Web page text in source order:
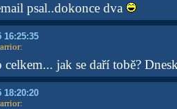
psal..dokonce dva
16:25:35
:
celkem... jak se daří tobě?
18:20:20
: